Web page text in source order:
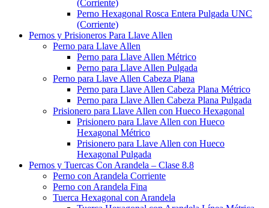
(Corriente)
Perno Hexagonal Rosca Entera Pulgada UNC
(Corriente)
Pernos y Prisioneros Para Llave Allen
Perno para Llave Allen
Perno para Llave Allen Métrico
Perno para Llave Allen Pulgada
Perno para Llave Allen Cabeza Plana
Perno para Llave Allen Cabeza Plana Métrico
Perno para Llave Allen Cabeza Plana Pulgada
Prisionero para Llave Allen con Hueco Hexagonal
Prisionero para Llave Allen con Hueco
Hexagonal Métrico
Prisionero para Llave Allen con Hueco
Hexagonal Pulgada
Pernos y Tuercas Con Arandela – Clase 8.8
Perno con Arandela Corriente
Perno con Arandela Fina
Tuerca Hexagonal con Arandela